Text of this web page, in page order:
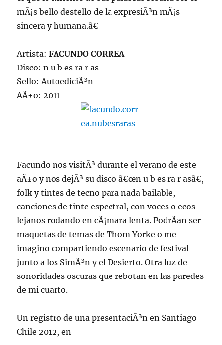
mÃ¡s bello destello de la expresiÃ³n mÃ¡s
sincera y humana.â€
Artista:FACUNDO CORREA
Disco: n u b es ra r as
Sello: AutoediciÃ³n
AÃ±o: 2011
Facundo nos visitÃ³ durante el verano de este
aÃ±o y nos dejÃ³ su disco â€œn u b es ra r asâ€,
folk y tintes de tecno para nada bailable,
canciones de tinte espectral, con voces o ecos
lejanos rodando en cÃ¡mara lenta. PodrÃ­an ser
maquetas de temas de Thom Yorke o me
imagino compartiendo escenario de festival
junto a los SimÃ³n y el Desierto. Otra luz de
sonoridades oscuras que rebotan en las paredes
de mi cuarto.
Un registro de una presentaciÃ³n en Santiago-
Chile 2012, en